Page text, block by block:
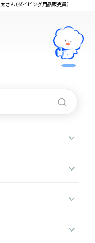
ん（ダイビング用品販売員）